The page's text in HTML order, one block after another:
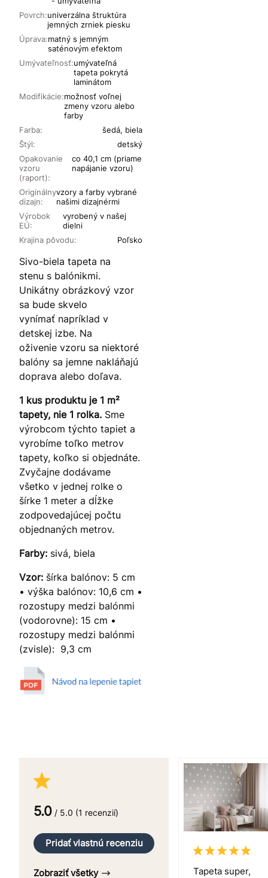
Povrch:univerzálna štruktúra
jemných zrniek piesku
Úprava:matný s jemným
saténovým efektom
Umývateľnosť:umývateľná
tapeta pokrytá
laminátom
Modifikácie:možnosť voľnej
zmeny vzoru alebo
farby
Farba:
šedá, biela
Opakovanie
vzoru
(raport):
co 40,1 cm (priame
napájanie vzoru)
Originálny
dizajn:
vzory a farby vybrané
našimi dizajnérmi
Výrobok
EÚ:
vyrobený v našej
dielni
Štýl: detský
Krajina pôvodu: Poľsko
Sivo-biela tapeta na
stenu s balónikmi.
Unikátny obrázkový vzor
sa bude skvelo
vynímať napríklad v
detskej izbe. Na
oživenie vzoru sa niektoré
balóny sa jemne nakláňajú
doprava alebo doľava.
1 kus produktu je 1 m²
tapety, nie 1 rolka. Sme
výrobcom týchto tapiet a
vyrobíme toľko metrov
tapety, koľko si objednáte.
Zvyčajne dodávame
všetko v jednej rolke o
šírke 1 meter a dĺžke
zodpovedajúcej počtu
objednaných metrov.
Farby: sivá, biela
Vzor: šírka balónov: 5 cm
• výška balónov: 10,6 cm •
rozostupy medzi balónmi
(vodorovne): 15 cm •
rozostupy medzi balónmi
(zvisle): 9,3 cm
5.0 / 5.0 (1 recenzií)
Pridať vlastnú recenziu
Zobraziť všetky Tapeta super,